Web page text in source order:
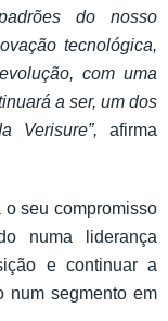
do nosso
tecnológica,
com uma
a ser, um dos
Verisure”, afirma
o seu compromisso
numa liderança
e continuar a
num segmento em